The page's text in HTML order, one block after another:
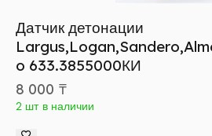
Датчик детонации
o 633.3855000КИ
8 000 ₸
2 шт в наличии